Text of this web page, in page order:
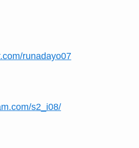
runadayo07
s2_i08/